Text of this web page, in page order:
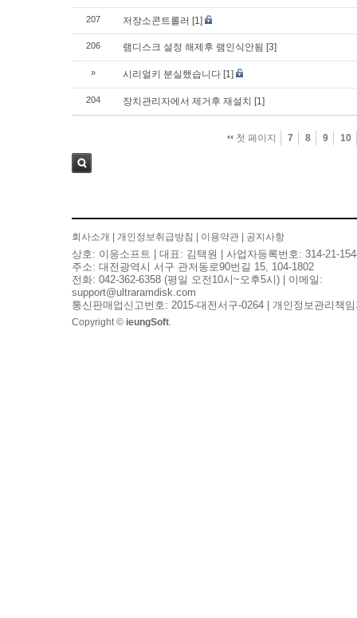
207 저장소콘트롤러 [1]
206 램디스크 설정 해제후 램인식안됨 [3]
» 시리얼키 분실했습니다 [1]
204 장치관리자에서 제거후 재설치 [1]
첫 페이지 7 8 9 10
회사소개 개인정보취급방침 이용약관 공지사항
상호: 이응소프트 | 대표: 김택원 | 사업자등록번호: 314-21-
주소: 대전광역시 서구 관저동로90번길 15, 104-1802
전화: 042-362-6358 (평일 오전10시~오후5시) | 이메일:
support@ultraramdisk.com
통신판매업신고번호: 2015-대전서구-0264 | 개인정보관리책
Copyright © ieungSoft.